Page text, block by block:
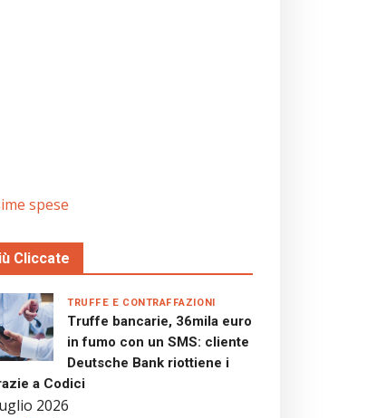
spese
Cliccate
Truffe bancarie, 36mila euro
in fumo con un SMS: cliente
Deutsche Bank riottiene i
a Codici
2026
TRUFFE E CONTRAFFAZIONI